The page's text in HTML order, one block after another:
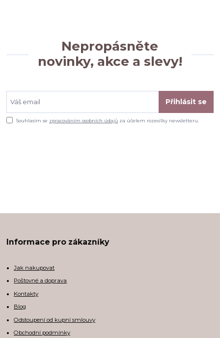
Nepropásněte
novinky, akce a slevy!
Přihlásit se
Souhlasím se zpracováním osobních údajů za účelem rozesílky newsletteru.
Informace pro zákazníky
Jak nakupovat
Poštovné a doprava
Kontakty
Blog
Odstoupení od kupní smlouvy
Obchodní podmínky